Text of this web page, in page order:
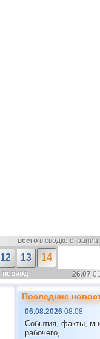
всегов сводке страниц
12 13 14
период 26.07
Последние
06.08.2026 08:08
События, факты,
рабочего,...